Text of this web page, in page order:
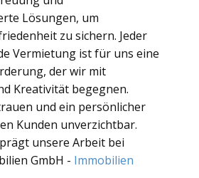
Lösungen, um
zu sichern. Jeder
Vermietung ist für uns eine
der wir mit
Kreativität begegnen.
und ein persönlicher
Kunden unverzichtbar.
unsere Arbeit bei
GmbH - Immobilien